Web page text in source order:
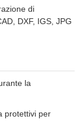
di
DXF, IGS, JPG
la
protettivi per